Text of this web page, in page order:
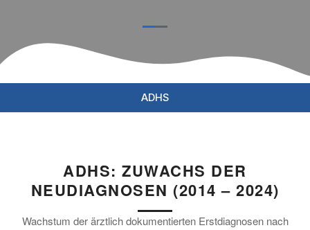
ADHS
ADHS: ZUWACHS DER
NEUDIAGNOSEN (2014 – 2024)
Wachstum der ärztlich dokumentierten Erstdiagnosen nach